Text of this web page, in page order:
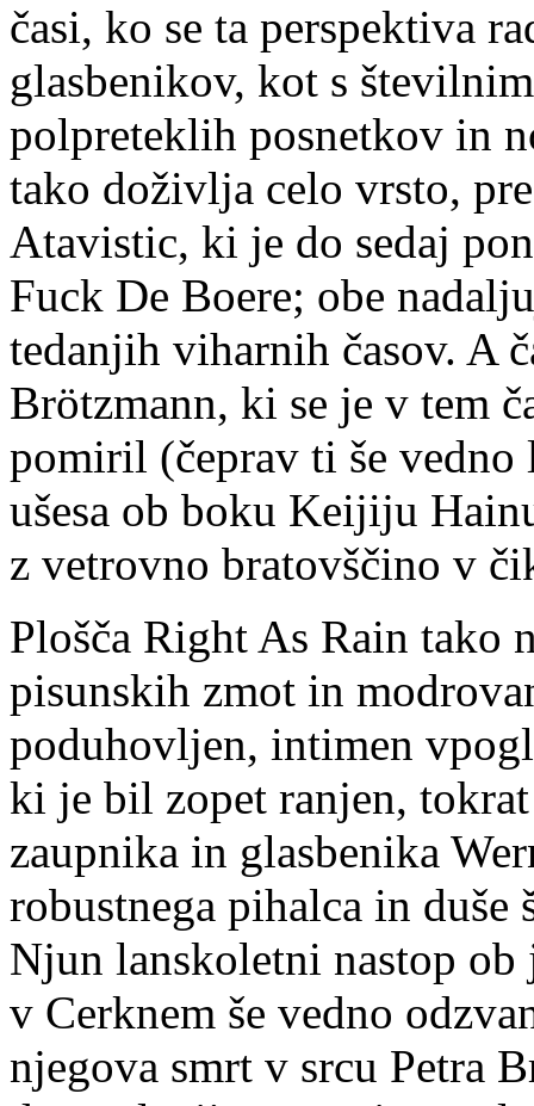
časi, ko se ta perspektiva
glasbenikov, kot s
polpreteklih posnetkov in
tako doživlja celo vrsto,
Atavistic, ki je do sedaj
Fuck De Boere; obe
tedanjih viharnih časov. A
Brötzmann, ki se je v tem
pomiril (čeprav ti še
ušesa ob boku Keijiju
z vetrovno bratovščino v
Plošča Right As Rain tako
pisunskih zmot in
poduhovljen, intimen
ki je bil zopet ranjen,
zaupnika in glasbenika
robustnega pihalca in duše
Njun lanskoletni nastop
v Cerknem še vedno
njegova smrt v srcu Petra